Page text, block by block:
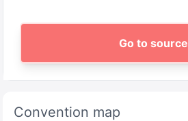
Go to source
Convention map